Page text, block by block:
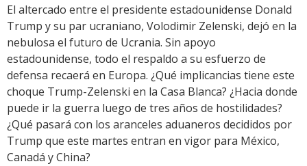
Link
El altercado entre el presidente estadounidense Donald
Trump y su par ucraniano, Volodimir Zelenski, dejó en la
nebulosa el futuro de Ucrania. Sin apoyo
estadounidense, todo el respaldo a su esfuerzo de
defensa recaerá en Europa. ¿Qué implicancias tiene este
choque Trump-Zelenski en la Casa Blanca? ¿Hacia donde
puede ir la guerra luego de tres años de hostilidades?
¿Qué pasará con los aranceles aduaneros decididos por
Trump que este martes entran en vigor para México,
Canadá y China?